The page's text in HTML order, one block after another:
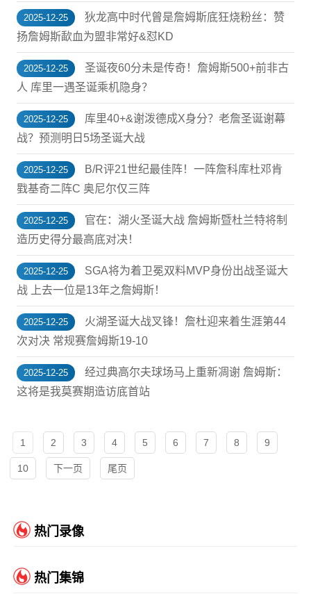
2025-12-25
狄龙高中时代曾是詹姆斯底狂烧粉丝：赞
扬詹姆斯歃血为盟非常好&怼KD
2025-12-25
圣诞夜60分未是传奇！詹姆斯500+前非古
人 库里一遇圣诞乘机隐身？
2025-12-25
库里40+&谢泼德成X身分？老詹圣诞谢幕
战？预测明日5场圣诞大战
2025-12-25
B/R评21世纪最佳阵！一阵詹科库杜邓肯
戥基奇二阵C 奥尼尔仅三阵
2025-12-25
官在：湖火圣诞大战 詹姆斯暨杜兰特将制
造历史得分最高底对决！
2025-12-25
SGA将为着卫冕双料MVP身份出战圣诞大
战 上去一位是13年之詹姆斯！
2025-12-25
火湖圣诞大战叉锋！詹杜迎来着生涯第44
次对决 常规赛詹姆斯19-10
2025-12-25
经过典高尔夫球场马上重新凋谢 詹姆斯：
这将是我莫赛期造访底首站
1 2 3 4 5 6 7 8 9
10 下一页 尾页
热门录像
热门集锦